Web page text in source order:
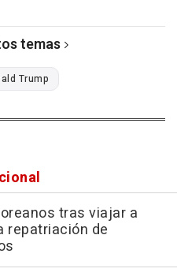
temas
Trump
tras viajar a
repatriación de